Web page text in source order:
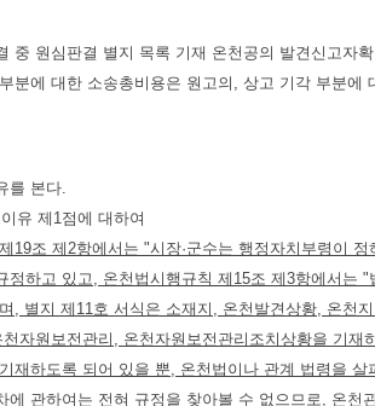
중 원심판결 별지 목록 기재 온천공의 발견신고자
분에 대한 소송총비용은 원고의, 상고 기각 부분에
를 본다.
유 제1점에 대하여
19조 제2항에서는 "시장·군수는 행정자치부령이
정하고 있고, 온천법시행규칙 제15조 제3항에서는
, 별지 제11호 서식은 소재지, 온천발견상황, 온천
천자원보전관리, 온천자원보전관리조치상황을 기
재하도록 되어 있을 뿐, 온천법이나 관계 법령을
에 관하여는 전혀 규정을 찾아볼 수 없으므로, 온